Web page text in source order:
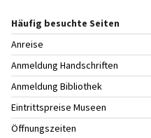
Häufig besuchte Seiten
Anreise
Anmeldung Handschriften
Anmeldung Bibliothek
Eintrittspreise Museen
Öffnungszeiten